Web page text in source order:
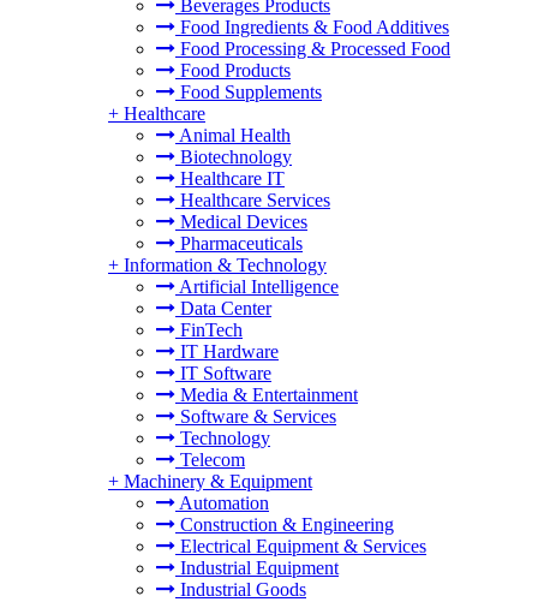
Beverages Products
Food Ingredients & Food Additives
Food Processing & Processed Food
Food Products
Food Supplements
+ Healthcare
Animal Health
Biotechnology
Healthcare IT
Healthcare Services
Medical Devices
Pharmaceuticals
+ Information & Technology
Artificial Intelligence
Data Center
FinTech
IT Hardware
IT Software
Media & Entertainment
Software & Services
Technology
Telecom
+ Machinery & Equipment
Automation
Construction & Engineering
Electrical Equipment & Services
Industrial Equipment
Industrial Goods